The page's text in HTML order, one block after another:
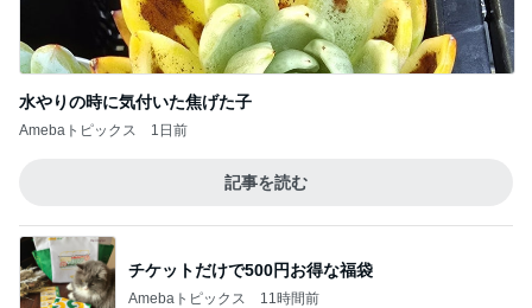
水やりの時に気付いた焦げた子
Amebaトピックス 1日前
記事を読む
チケットだけで500円お得な福袋
Amebaトピックス 11時間前